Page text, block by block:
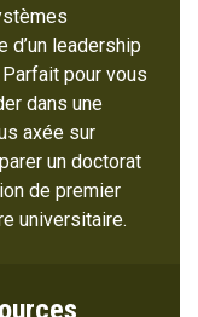
d’un leadership
pour vous
dans une
axée sur
un doctorat
de premier
universitaire.